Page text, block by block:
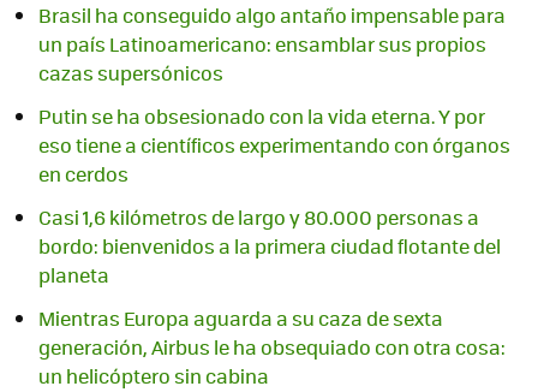
Brasil ha conseguido algo antaño impensable para
un país Latinoamericano: ensamblar sus propios
cazas supersónicos
Putin se ha obsesionado con la vida eterna. Y por
eso tiene a científicos experimentando con órganos
en cerdos
Casi 1,6 kilómetros de largo y 80.000 personas a
bordo: bienvenidos a la primera ciudad flotante del
planeta
Mientras Europa aguarda a su caza de sexta
generación, Airbus le ha obsequiado con otra cosa:
un helicóptero sin cabina